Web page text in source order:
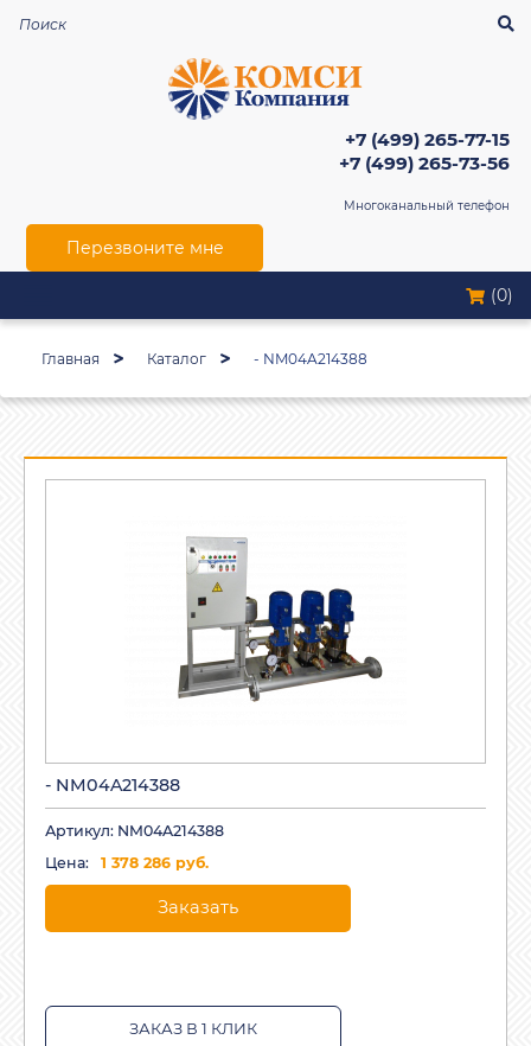
+7 (499) 265-77-15
+7 (499) 265-73-56
Многоканальный телефон
Перезвоните мне
(0)
Главная Каталог - NM04A214388
- NM04A214388
Артикул: NM04A214388
Цена:
1 378 286 руб.
Заказать
ЗАКАЗ В 1 КЛИК